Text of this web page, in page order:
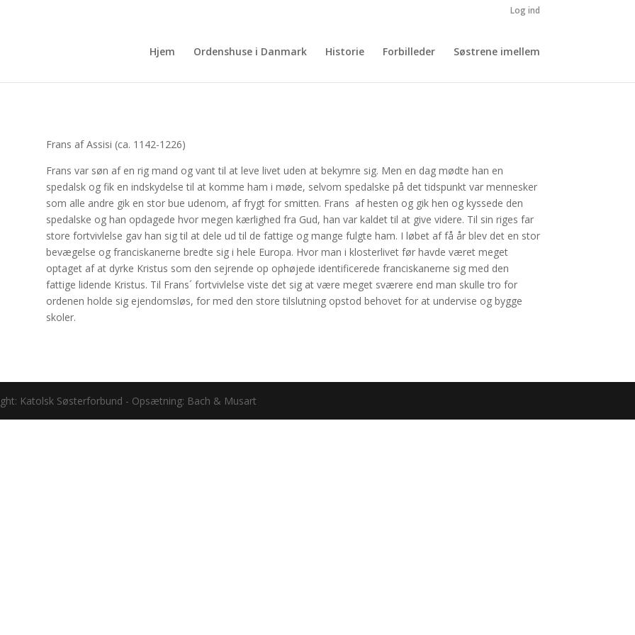
Log ind
Hjem Ordenshuse i Danmark Historie Forbilleder Søstrene imellem
Frans af Assisi (ca. 1142-1226)
Frans var søn af en rig mand og vant til at leve livet uden at bekymre sig. Men en dag mødte han en
spedalsk og fik en indskydelse til at komme ham i møde, selvom spedalske på det tidspunkt var mennesker
som alle andre gik en stor bue udenom, af frygt for smitten. Frans af hesten og gik hen og kyssede den
spedalske og han opdagede hvor megen kærlighed fra Gud, han var kaldet til at give videre. Til sin riges far
store fortvivlelse gav han sig til at dele ud til de fattige og mange fulgte ham. I løbet af få år blev det en stor
bevægelse og franciskanerne bredte sig i hele Europa. Hvor man i klosterlivet før havde været meget
optaget af at dyrke Kristus som den sejrende op ophøjede identificerede franciskanerne sig med den
fattige lidende Kristus. Til Frans´ fortvivlelse viste det sig at være meget sværere end man skulle tro for
ordenen holde sig ejendomsløs, for med den store tilslutning opstod behovet for at undervise og bygge
skoler.
Katolsk Søsterforbund - Opsætning: Bach & Musart